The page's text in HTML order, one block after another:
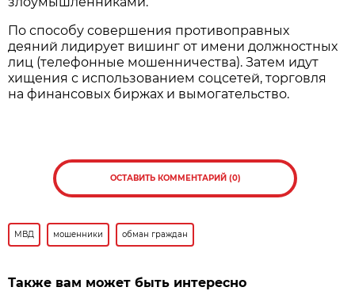
По способу совершения противоправных
деяний лидирует вишинг от имени должностных
лиц (телефонные мошенничества). Затем идут
хищения с использованием соцсетей, торговля
на финансовых биржах и вымогательство.
ОСТАВИТЬ КОММЕНТАРИЙ (0)
МВД мошенники обман граждан
Также вам может быть интересно